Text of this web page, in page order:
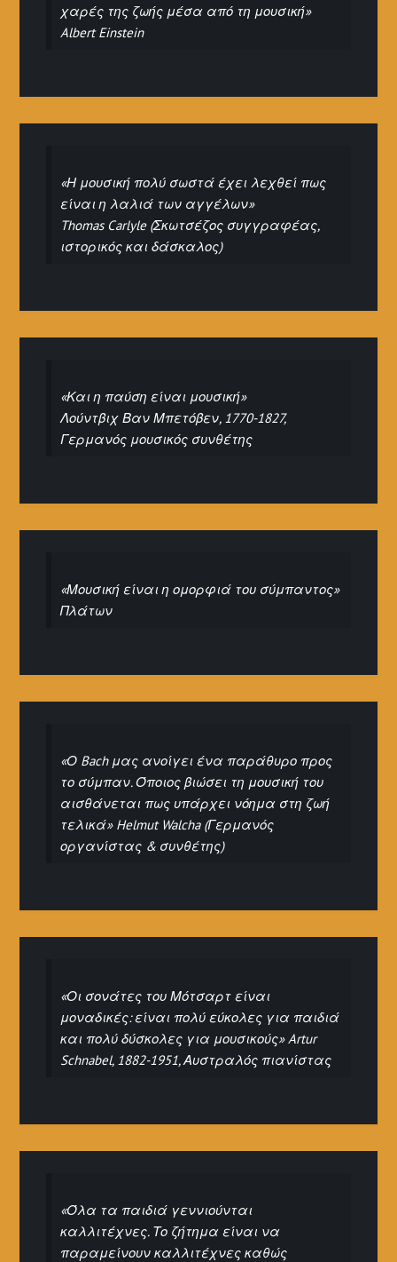
χαρές της ζωής μέσα από τη μουσική»
Albert Einstein
«Η μουσική πολύ σωστά έχει λεχθεί πως
είναι η λαλιά των αγγέλων»
Thomas Carlyle (Σκωτσέζος συγγραφέας,
ιστορικός και δάσκαλος)
«Και η παύση είναι μουσική»
Λούντβιχ Βαν Μπετόβεν, 1770-1827,
Γερμανός μουσικός συνθέτης
«Μουσική είναι η ομορφιά του σύμπαντος»
Πλάτων
«Ο Bach μας ανοίγει ένα παράθυρο προς
το σύμπαν. Όποιος βιώσει τη μουσική του
αισθάνεται πως υπάρχει νόημα στη ζωή
τελικά» Helmut Walcha (Γερμανός
οργανίστας & συνθέτης)
«Οι σονάτες του Μότσαρτ είναι
μοναδικές: είναι πολύ εύκολες για παιδιά
και πολύ δύσκολες για μουσικούς» Artur
Schnabel, 1882-1951, Αυστραλός πιανίστας
«Όλα τα παιδιά γεννιούνται
καλλιτέχνες. Το ζήτημα είναι να
παραμείνουν καλλιτέχνες καθώς